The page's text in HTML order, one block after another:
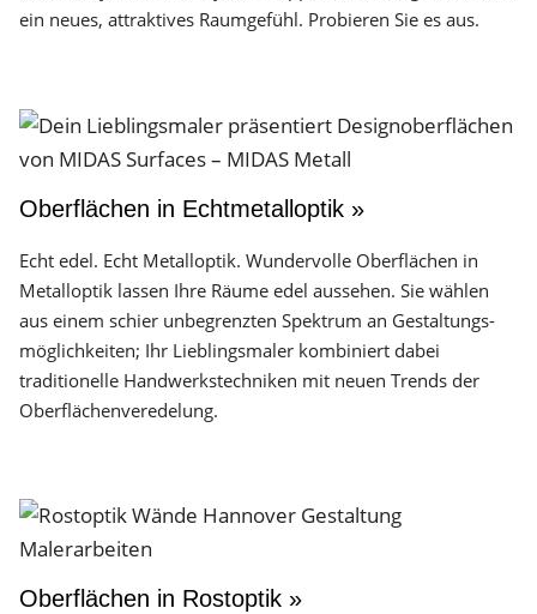
ein neues, attraktives Raumgefühl. Probieren Sie es aus.
Oberflächen in Echtmetalloptik »
Echt edel. Echt Metalloptik. Wundervolle Oberflächen in
Metalloptik lassen Ihre Räume edel aussehen. Sie wählen
aus einem schier unbegrenzten Spektrum an Gestaltungs­
möglichkeiten; Ihr Lieblingsmaler kombiniert dabei
traditionelle Handwerks­techniken mit neuen Trends der
Oberflächen­veredelung.
Oberflächen in Rostoptik »